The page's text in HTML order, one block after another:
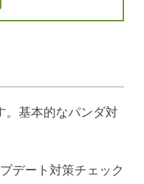
。基本的なパンダ対
デート対策チェック